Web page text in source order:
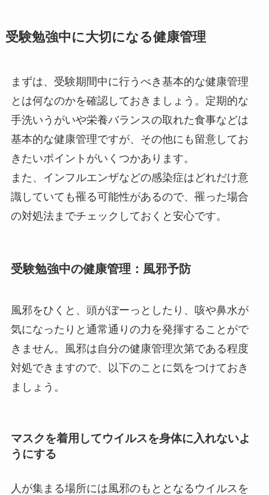
受験勉強中に大切になる健康管理
まずは、受験期間中に行うべき基本的な健康管理
とは何なのかを確認しておきましょう。定期的な
手洗いうがいや栄養バランスの取れた食事などは
基本的な健康管理ですが、その他にも留意してお
きたいポイントがいくつかあります。
また、インフルエンザなどの感染症はどれだけ意
識していても罹る可能性があるので、罹った場合
の対処法までチェックしておくと安心です。
受験勉強中の健康管理：風邪予防
風邪をひくと、頭がぼーっとしたり、咳や鼻水が
気になったりと通常通りの力を発揮することがで
きません。風邪は自分の健康管理次第である程度
対処できますので、以下のことに気をつけておき
ましょう。
マスクを着用してウイルスを身体に入れないよ
うにする
人が集まる場所には風邪のもととなるウイルスを